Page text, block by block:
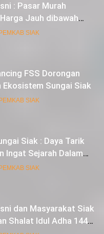
: Pasar Murah
Jauh dibawah
SIAK
FSS Dorongan
Ekosistem Sungai Siak
SIAK
Siak : Daya Tarik
Ingat Sejarah Dalam
SIAK
dan Masyarakat Siak
Shalat Idul Adha 1445